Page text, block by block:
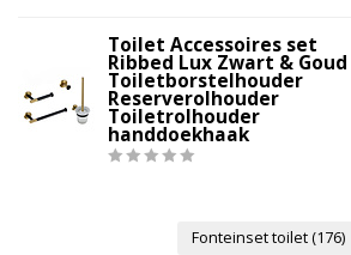
Toilet Accessoires set
Ribbed Lux Zwart & Goud
Toiletborstelhouder
Reserverolhouder
Toiletrolhouder
handdoekhaak
Fonteinset toilet(176)